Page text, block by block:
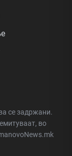
се задржани.
во